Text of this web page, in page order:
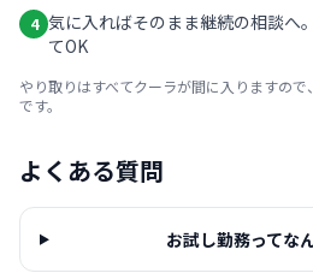
4 気に入ればそのまま継続の相談へ
てOK
やり取りはすべてクーラが間に入りますの
です。
よくある質問
お試し勤務ってな